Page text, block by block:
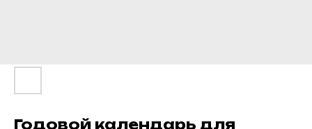
Годовой календарь для